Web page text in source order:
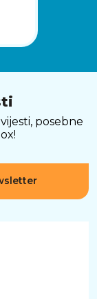
posebne